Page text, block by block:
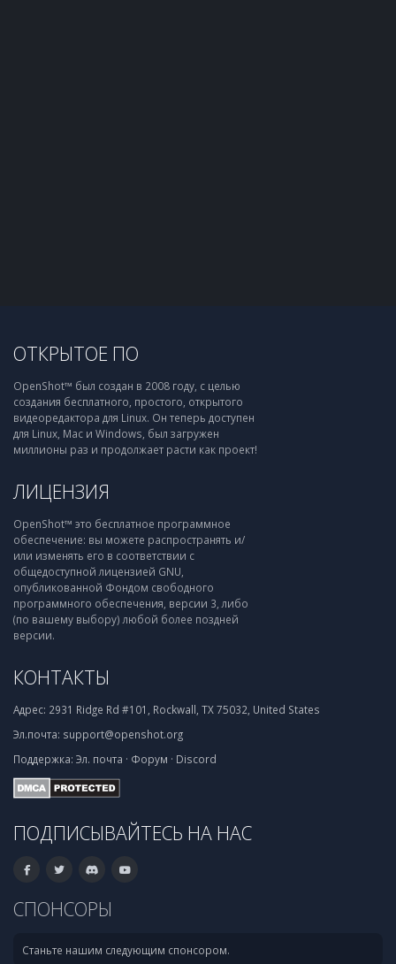
ОТКРЫТОЕ ПО
OpenShot™ был создан в 2008 году, с целью
создания бесплатного, простого, открытого
видеоредактора для Linux. Он теперь доступен
для Linux, Mac и Windows, был загружен
миллионы раз и продолжает расти как проект!
ЛИЦЕНЗИЯ
OpenShot™ это бесплатное программное
обеспечение: вы можете распространять и/
или изменять его в соответствии с
общедоступной лицензией GNU,
опубликованной Фондом свободного
программного обеспечения, версии 3, либо
(по вашему выбору) любой более поздней
версии.
КОНТАКТЫ
Адрес: 2931 Ridge Rd #101, Rockwall, TX 75032, United States
Эл.почта: support@openshot.org
Поддержка: Эл. почта · Форум · Discord
ПОДПИСЫВАЙТЕСЬ НА НАС
СПОНСОРЫ
Станьте нашим следующим спонсором.